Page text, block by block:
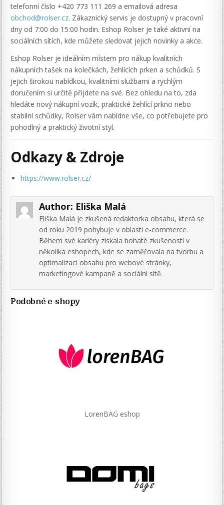
telefonní číslo +420 773 111 269 a emailová adresa
obchod@rolser.cz. Zákaznický servis je dostupný v pracovní
dny od 7:00 do 15:00 hodin. Eshop Rolser je také aktivní na
sociálních sítích, kde můžete sledovat jejich novinky a akce.
Eshop Rolser je ideálním místem pro nákup kvalitních
nákupních tašek na kolečkách, žehlících prken a schůdků. S
jejich širokou nabídkou, kvalitními službami a rychlým
doručením si určitě přijdete na své. Bez ohledu na to, zda
hledáte nový nákupní vozík, praktické žehlící prkno nebo
stabilní schůdky, Rolser vám nabídne vše, co potřebujete pro
pohodlný a praktický životní styl.
Odkazy & Zdroje
https://www.rolser.cz/
Author: Eliška Malá
Eliška Malá je zkušená redaktorka obsahu, která se
od roku 2019 pohybuje v oblasti e-commerce.
Během své kariéry získala bohaté zkušenosti v
několika eshopech, kde se zaměřovala na tvorbu a
optimalizaci obsahu pro webové stránky,
marketingové kampaně a sociální sítě.
Podobné e-shopy
LorenBAG eshop